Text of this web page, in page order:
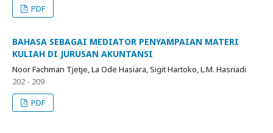
PDF
BAHASA SEBAGAI MEDIATOR PENYAMPAIAN MATERI
KULIAH DI JURUSAN AKUNTANSI
Noor Fachman Tjetje, La Ode Hasiara, Sigit Hartoko, L.M. Hasriadi
202 - 209
PDF